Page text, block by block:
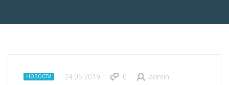
НОВОСТИ 24.05.2019 0 admin